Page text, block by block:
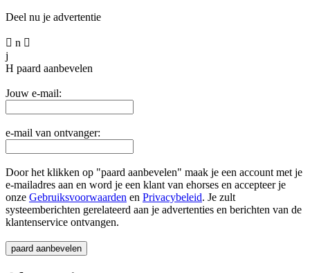
Deel nu je advertentie
 n 
j
H paard aanbevelen
Jouw e-mail:
e-mail van ontvanger:
Door het klikken op "paard aanbevelen" maak je een account met je
e-mailadres aan en word je een klant van ehorses en accepteer je
onze Gebruiksvoorwaarden en Privacybeleid. Je zult
systeemberichten gerelateerd aan je advertenties en berichten van de
klantenservice ontvangen.